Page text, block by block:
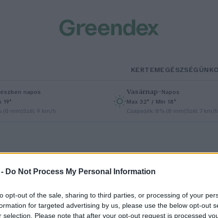
Do Not Process My Personal Information
opt-out of the sale, sharing to third parties, or processing of your
for targeted advertising by us, please use the below opt-out
selection. Please note that after your opt-out request is processed
KERTEMEGÉSZSÉGÜNK
napos
19°
(0 mm)Szél: 9 km/h
Vasárnap–Napos
Max 32° / Min 18°
Csapadék: 0% (0 mm)Szél: 7 km/h
klímaváltozás arra is hatással